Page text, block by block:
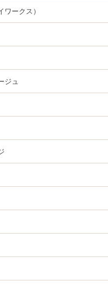
ークス）
ジュ